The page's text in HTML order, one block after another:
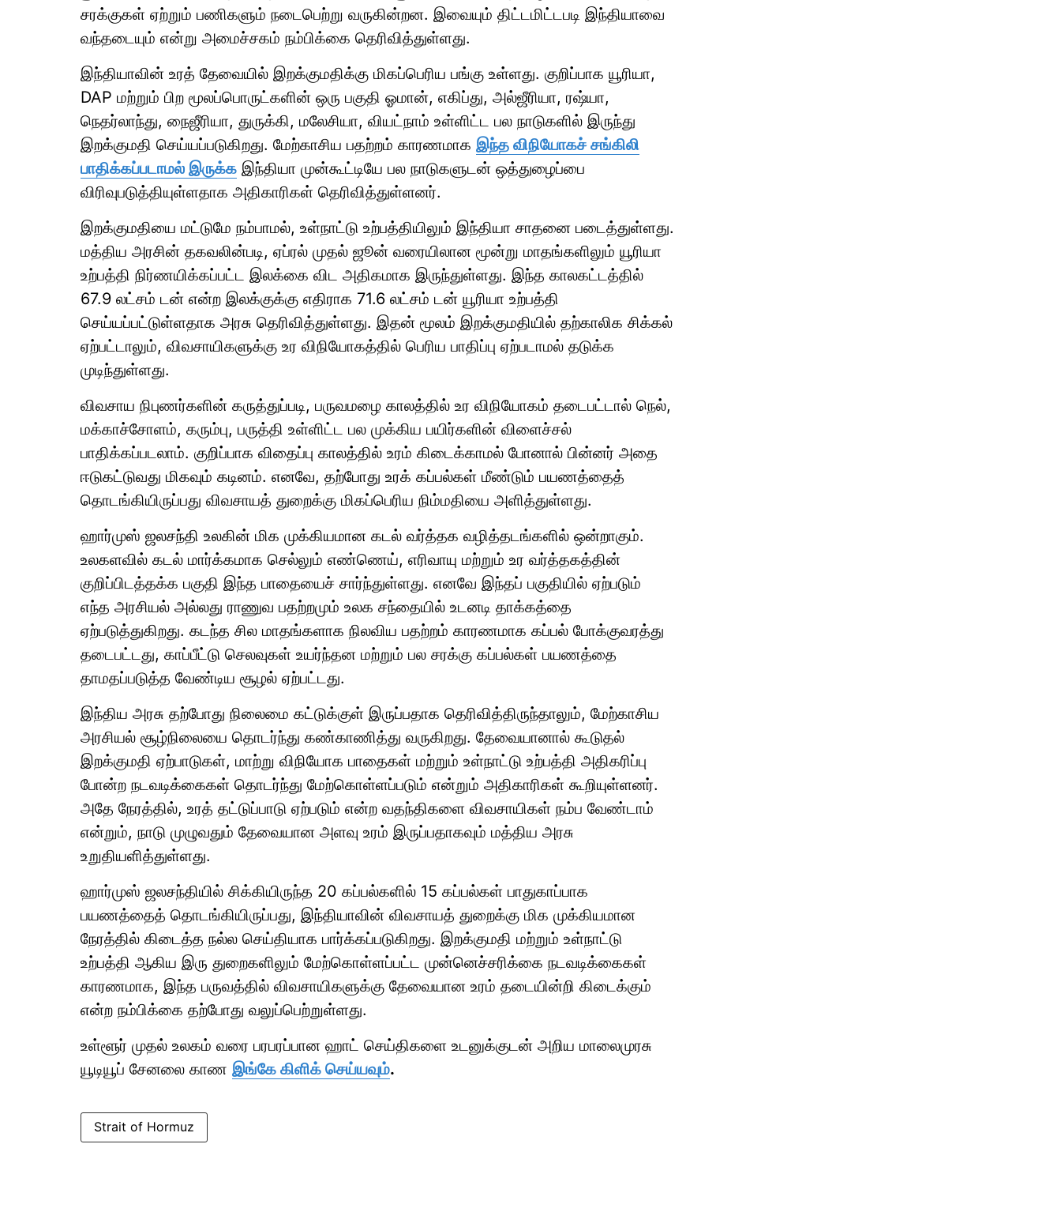
சரக்குகள் ஏற்றும் பணிகளும் நடைபெற்று வருகின்றன. இவையும் திட்டமிட்டபடி இந்தியாவை
வந்தடையும் என்று அமைச்சகம் நம்பிக்கை தெரிவித்துள்ளது.
இந்தியாவின் உரத் தேவையில் இறக்குமதிக்கு மிகப்பெரிய பங்கு உள்ளது. குறிப்பாக யூரியா,
DAP மற்றும் பிற மூலப்பொருட்களின் ஒரு பகுதி ஓமான், எகிப்து, அல்ஜீரியா, ரஷ்யா,
நெதர்லாந்து, நைஜீரியா, துருக்கி, மலேசியா, வியட்நாம் உள்ளிட்ட பல நாடுகளில் இருந்து
இறக்குமதி செய்யப்படுகிறது. மேற்காசிய பதற்றம் காரணமாக இந்த விநியோகச் சங்கிலி
பாதிக்கப்படாமல் இருக்க இந்தியா முன்கூட்டியே பல நாடுகளுடன் ஒத்துழைப்பை
விரிவுபடுத்தியுள்ளதாக அதிகாரிகள் தெரிவித்துள்ளனர்.
இறக்குமதியை மட்டுமே நம்பாமல், உள்நாட்டு உற்பத்தியிலும் இந்தியா சாதனை படைத்துள்ளது.
மத்திய அரசின் தகவலின்படி, ஏப்ரல் முதல் ஜூன் வரையிலான மூன்று மாதங்களிலும் யூரியா
உற்பத்தி நிர்ணயிக்கப்பட்ட இலக்கை விட அதிகமாக இருந்துள்ளது. இந்த காலகட்டத்தில்
67.9 லட்சம் டன் என்ற இலக்குக்கு எதிராக 71.6 லட்சம் டன் யூரியா உற்பத்தி
செய்யப்பட்டுள்ளதாக அரசு தெரிவித்துள்ளது. இதன் மூலம் இறக்குமதியில் தற்காலிக சிக்கல்
ஏற்பட்டாலும், விவசாயிகளுக்கு உர விநியோகத்தில் பெரிய பாதிப்பு ஏற்படாமல் தடுக்க
முடிந்துள்ளது.
விவசாய நிபுணர்களின் கருத்துப்படி, பருவமழை காலத்தில் உர விநியோகம் தடைபட்டால் நெல்,
மக்காச்சோளம், கரும்பு, பருத்தி உள்ளிட்ட பல முக்கிய பயிர்களின் விளைச்சல்
பாதிக்கப்படலாம். குறிப்பாக விதைப்பு காலத்தில் உரம் கிடைக்காமல் போனால் பின்னர் அதை
ஈடுகட்டுவது மிகவும் கடினம். எனவே, தற்போது உரக் கப்பல்கள் மீண்டும் பயணத்தைத்
தொடங்கியிருப்பது விவசாயத் துறைக்கு மிகப்பெரிய நிம்மதியை அளித்துள்ளது.
ஹார்முஸ் ஜலசந்தி உலகின் மிக முக்கியமான கடல் வர்த்தக வழித்தடங்களில் ஒன்றாகும்.
உலகளவில் கடல் மார்க்கமாக செல்லும் எண்ணெய், எரிவாயு மற்றும் உர வர்த்தகத்தின்
குறிப்பிடத்தக்க பகுதி இந்த பாதையைச் சார்ந்துள்ளது. எனவே இந்தப் பகுதியில் ஏற்படும்
எந்த அரசியல் அல்லது ராணுவ பதற்றமும் உலக சந்தையில் உடனடி தாக்கத்தை
ஏற்படுத்துகிறது. கடந்த சில மாதங்களாக நிலவிய பதற்றம் காரணமாக கப்பல் போக்குவரத்து
தடைபட்டது, காப்பீட்டு செலவுகள் உயர்ந்தன மற்றும் பல சரக்கு கப்பல்கள் பயணத்தை
தாமதப்படுத்த வேண்டிய சூழல் ஏற்பட்டது.
இந்திய அரசு தற்போது நிலைமை கட்டுக்குள் இருப்பதாக தெரிவித்திருந்தாலும், மேற்காசிய
அரசியல் சூழ்நிலையை தொடர்ந்து கண்காணித்து வருகிறது. தேவையானால் கூடுதல்
இறக்குமதி ஏற்பாடுகள், மாற்று விநியோக பாதைகள் மற்றும் உள்நாட்டு உற்பத்தி அதிகரிப்பு
போன்ற நடவடிக்கைகள் தொடர்ந்து மேற்கொள்ளப்படும் என்றும் அதிகாரிகள் கூறியுள்ளனர்.
அதே நேரத்தில், உரத் தட்டுப்பாடு ஏற்படும் என்ற வதந்திகளை விவசாயிகள் நம்ப வேண்டாம்
என்றும், நாடு முழுவதும் தேவையான அளவு உரம் இருப்பதாகவும் மத்திய அரசு
உறுதியளித்துள்ளது.
ஹார்முஸ் ஜலசந்தியில் சிக்கியிருந்த 20 கப்பல்களில் 15 கப்பல்கள் பாதுகாப்பாக
பயணத்தைத் தொடங்கியிருப்பது, இந்தியாவின் விவசாயத் துறைக்கு மிக முக்கியமான
நேரத்தில் கிடைத்த நல்ல செய்தியாக பார்க்கப்படுகிறது. இறக்குமதி மற்றும் உள்நாட்டு
உற்பத்தி ஆகிய இரு துறைகளிலும் மேற்கொள்ளப்பட்ட முன்னெச்சரிக்கை நடவடிக்கைகள்
காரணமாக, இந்த பருவத்தில் விவசாயிகளுக்கு தேவையான உரம் தடையின்றி கிடைக்கும்
என்ற நம்பிக்கை தற்போது வலுப்பெற்றுள்ளது.
உள்ளூர் முதல் உலகம் வரை பரபரப்பான ஹாட் செய்திகளை உடனுக்குடன் அறிய மாலைமுரசு
யூடியூப் சேனலை காண இங்கே கிளிக் செய்யவும்.
Strait of Hormuz